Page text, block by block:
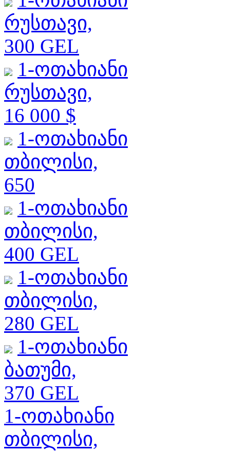
რუსთავი,
300 GEL
1-ოთახიანი
რუსთავი,
16 000 $
1-ოთახიანი
თბილისი,
650
1-ოთახიანი
თბილისი,
400 GEL
1-ოთახიანი
თბილისი,
280 GEL
1-ოთახიანი
ბათუმი,
370 GEL
1-ოთახიანი
თბილისი,